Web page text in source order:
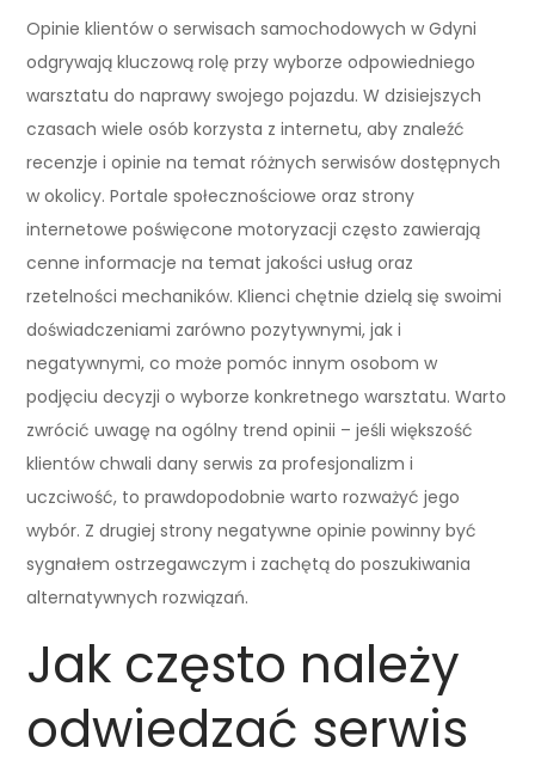
Opinie klientów o serwisach samochodowych w Gdyni
odgrywają kluczową rolę przy wyborze odpowiedniego
warsztatu do naprawy swojego pojazdu. W dzisiejszych
czasach wiele osób korzysta z internetu, aby znaleźć
recenzje i opinie na temat różnych serwisów dostępnych
w okolicy. Portale społecznościowe oraz strony
internetowe poświęcone motoryzacji często zawierają
cenne informacje na temat jakości usług oraz
rzetelności mechaników. Klienci chętnie dzielą się swoimi
doświadczeniami zarówno pozytywnymi, jak i
negatywnymi, co może pomóc innym osobom w
podjęciu decyzji o wyborze konkretnego warsztatu. Warto
zwrócić uwagę na ogólny trend opinii – jeśli większość
klientów chwali dany serwis za profesjonalizm i
uczciwość, to prawdopodobnie warto rozważyć jego
wybór. Z drugiej strony negatywne opinie powinny być
sygnałem ostrzegawczym i zachętą do poszukiwania
alternatywnych rozwiązań.
Jak często należy
odwiedzać serwis